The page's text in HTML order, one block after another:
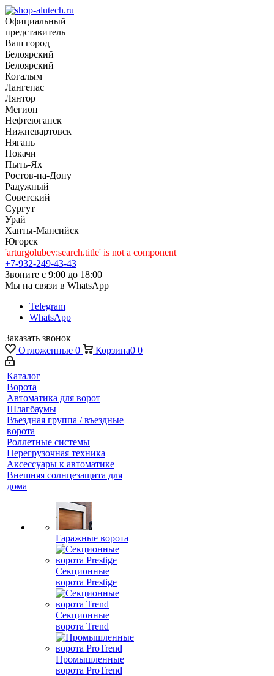
Официальный
представитель
Ваш город
Белоярский
Белоярский
Когалым
Лангепас
Лянтор
Мегион
Нефтеюганск
Нижневартовск
Нягань
Покачи
Пыть-Ях
Рoстов-на-Дону
Радужный
Советский
Сургут
Урай
Ханты-Мансийск
Югорск
'arturgolubev:search.title' is not a component
+7-932-249-43-43
Звоните с 9:00 до 18:00
Мы на связи в WhatsApp
Telegram
WhatsApp
Заказать звонок
Отложенные 0 Корзина0 0
Каталог
Ворота
Автоматика для ворот
Шлагбаумы
Въездная группа / въездные
ворота
Роллетные системы
Перегрузочная техника
Аксессуары к автоматике
Внешняя солнцезащита для
дома
Гаражные ворота
Секционные
ворота Prestige
Секционные
ворота Trend
Промышленные
ворота ProTrend